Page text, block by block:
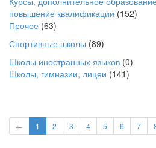
повышение квалификации (152)
Прочее (63)
Спортивные школы (89)
Школы иностранных языков (0)
Школы, гимназии, лицеи (141)
← 1 2 3 4 5 6 7